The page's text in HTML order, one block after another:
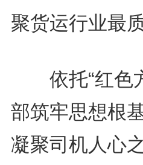
聚货运行业最
依托“红色
部筑牢思想根
凝聚司机人心